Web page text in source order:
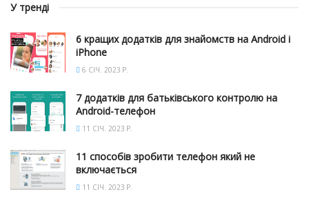
У тренді
6 кращих додатків для знайомств на Android і
iPhone
6 СІЧ. 2023 Р.
7 додатків для батьківського контролю на
Android-телефон
11 СІЧ. 2023 Р.
11 способів зробити телефон який не
включається
11 СІЧ. 2023 Р.